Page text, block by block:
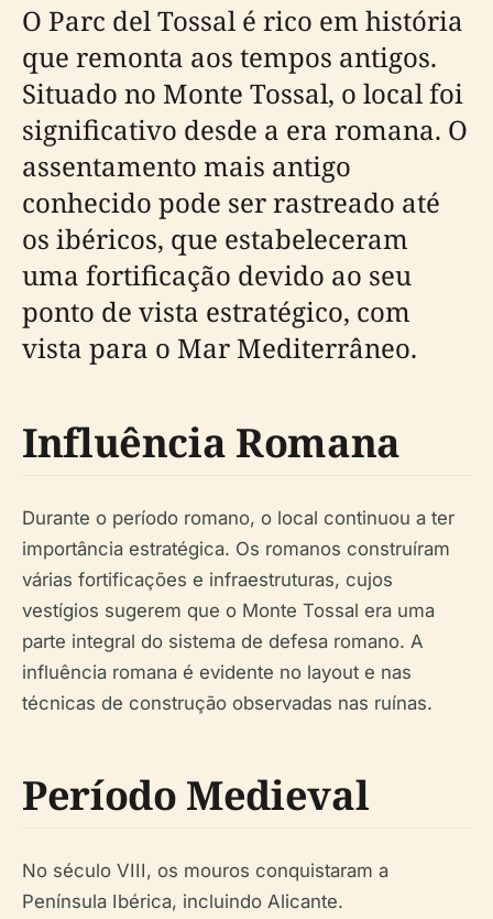
O Parc del Tossal é rico em história
que remonta aos tempos antigos.
Situado no Monte Tossal, o local foi
significativo desde a era romana. O
assentamento mais antigo
conhecido pode ser rastreado até
os ibéricos, que estabeleceram
uma fortificação devido ao seu
ponto de vista estratégico, com
vista para o Mar Mediterrâneo.
Influência Romana
Durante o período romano, o local continuou a ter
importância estratégica. Os romanos construíram
várias fortificações e infraestruturas, cujos
vestígios sugerem que o Monte Tossal era uma
parte integral do sistema de defesa romano. A
influência romana é evidente no layout e nas
técnicas de construção observadas nas ruínas.
Período Medieval
No século VIII, os mouros conquistaram a
Península Ibérica, incluindo Alicante.